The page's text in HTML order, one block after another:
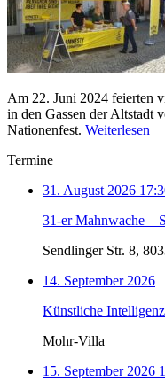
Am 22. Juni 2024 feierten
in den Gassen der Altstadt
Nationenfest. Weiterlesen
Termine
31. August 2026
31-er Mahnwache –
Sendlinger Str. 8,
14. September 2026
Künstliche
Mohr-Villa
15. September 2026